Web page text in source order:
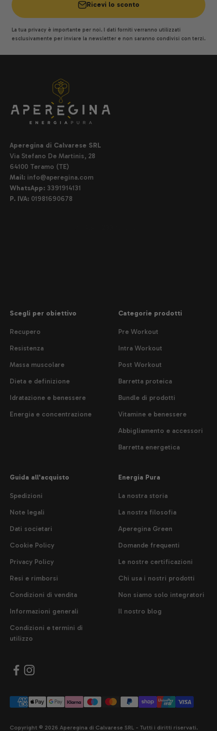
Ricevi lo sconto
La tua privacy è importante per noi. I dati forniti verranno utilizzati
esclusivamente per inviare la newsletter e non saranno condivisi con terzi.
Aperegina di Calvarese SRL
Via Stefano De Martinis, 28
64100 Teramo (TE)
Mail: info@aperegina.com
WhatsApp: 3391914131
P. IVA: 01981690678
Scegli per obiettivo
Recupero
Resistenza
Massa muscolare
Dieta e definizione
Idratazione e benessere
Energia e concentrazione
Categorie prodotti
Pre Workout
Intra Workout
Post Workout
Barretta proteica
Bundle di prodotti
Vitamine e benessere
Abbigliamento e accessori
Barretta energetica
Guida all'acquisto
Spedizioni
Note legali
Dati societari
Cookie Policy
Privacy Policy
Resi e rimborsi
Condizioni di vendita
Informazioni generali
Condizioni e termini di
utilizzo
Energia Pura
La nostra storia
La nostra filosofia
Aperegina Green
Domande frequenti
Le nostre certificazioni
Chi usa i nostri prodotti
Non siamo solo integratori
Il nostro blog
Copyright © 2026 Aperegina di Calvarese SRL - Tutti i diritti riservati.